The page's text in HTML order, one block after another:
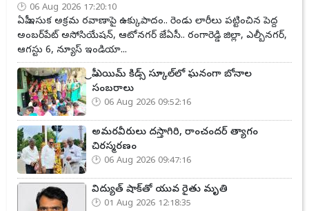
06 Aug 2026 17:20:10
ఏపీ ఇసుక అక్రమ రవాణాపై ఉక్కుపాదం.. రెండు లారీలు పట్టించిన పెద్ద
అంబర్‌పేట్ అసోసియేషన్, ఆటోనగర్ జేఏసీ.. రంగారెడ్డి జిల్లా, ఎల్బీనగర్,
ఆగస్టు 6, న్యూస్ ఇండియా...
ప్రీ ఎయిమ్ కిడ్స్ స్కూల్‌లో ఘనంగా బోనాల
సంబరాలు
06 Aug 2026 09:52:16
అమరవీరులు దస్తాగిరి, రాంచందర్ త్యాగం
చిరస్మరణం
06 Aug 2026 09:47:16
విద్యుత్ షాక్‌తో యువ రైతు మృతి
01 Aug 2026 12:18:35